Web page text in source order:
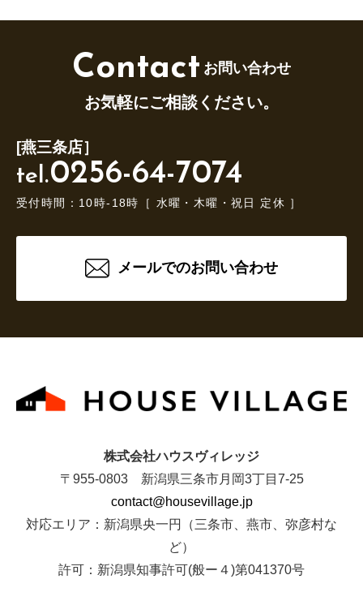
Contact お問い合わせ
お気軽にご相談ください。
[燕三条店］
tel.0256-64-7074
受付時間：10時-18時［ 水曜・木曜・祝日 定休 ］
メールでのお問い合わせ
株式会社ハウスヴィレッジ
〒955-0803 新潟県三条市月岡3丁目7-25
contact@housevillage.jp
対応エリア：新潟県央一円（三条市、燕市、弥彦村な
ど）
許可：新潟県知事許可(般ー４)第041370号